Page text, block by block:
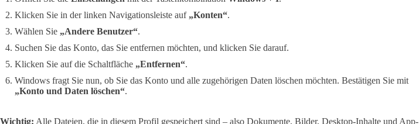
Klicken Sie in der linken Navigationsleiste auf „Konten“.
Wählen Sie „Andere Benutzer“.
Suchen Sie das Konto, das Sie entfernen möchten, und klicken Sie darauf.
Klicken Sie auf die Schaltfläche „Entfernen“.
Windows fragt Sie nun, ob Sie das Konto und alle zugehörigen Daten löschen möchten. Bestätigen Sie mit
„Konto und Daten löschen“.
Wichtig: Alle Dateien, die in diesem Profil gespeichert sind – also Dokumente, Bilder, Desktop-Inhalte und App-